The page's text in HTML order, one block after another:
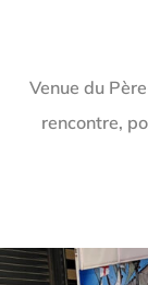
Venue du
rencontre,